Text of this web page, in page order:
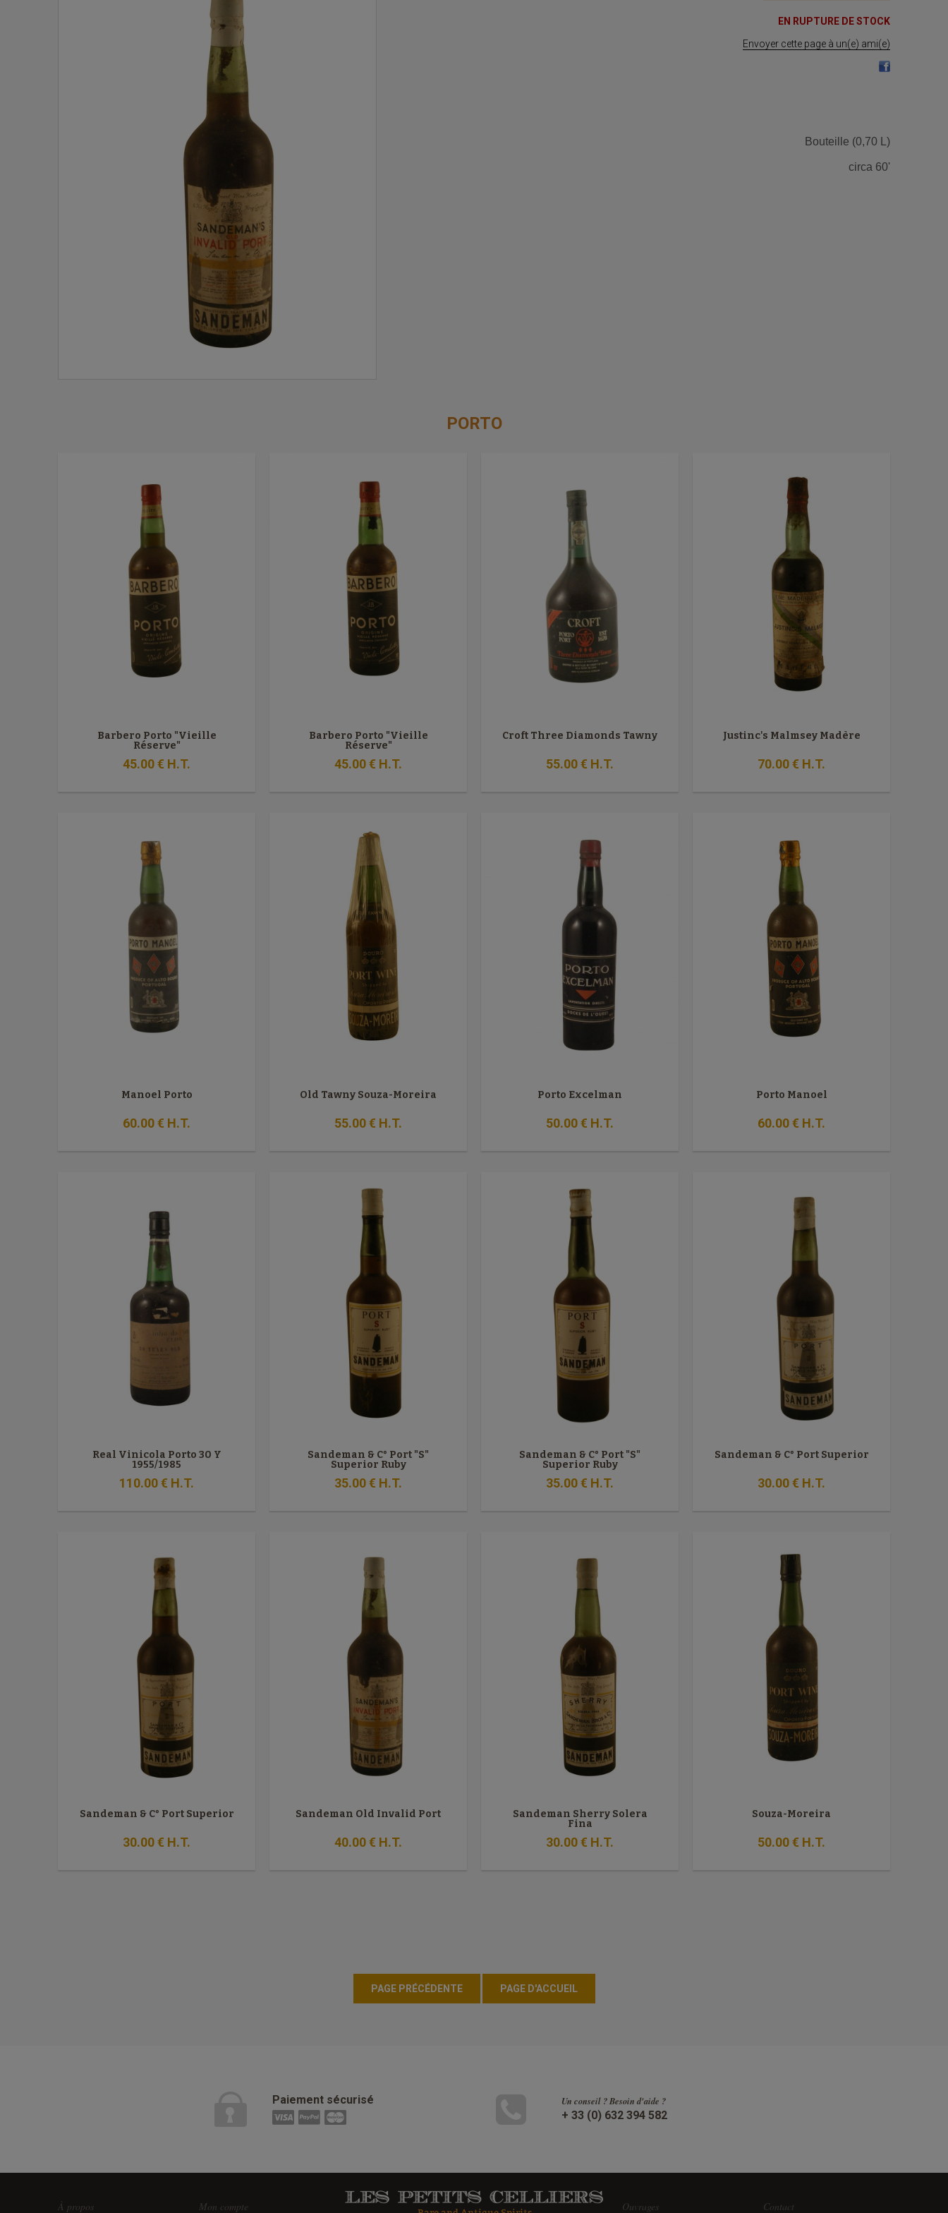
EN RUPTURE DE STOCK
Envoyer cette page à un(e) ami(e)
Bouteille (0,70 L)
circa 60'
PORTO
Barbero Porto "Vieille
Réserve"
45.00€ H.T.
Barbero Porto "Vieille
Réserve"
45.00€ H.T.
Croft Three Diamonds Tawny
55.00€ H.T.
Justinc's Malmsey Madère
70.00€ H.T.
Manoel Porto
60.00€ H.T.
Old Tawny Souza-Moreira
55.00€ H.T.
Porto Excelman
50.00€ H.T.
Porto Manoel
60.00€ H.T.
Real Vinicola Porto 30 Y
1955/1985
110.00€ H.T.
Sandeman & C° Port "S"
Superior Ruby
35.00€ H.T.
Sandeman & C° Port "S"
Superior Ruby
35.00€ H.T.
Sandeman & C° Port Superior
30.00€ H.T.
Sandeman & C° Port Superior
30.00€ H.T.
Sandeman Old Invalid Port
40.00€ H.T.
Sandeman Sherry Solera
Fina
30.00€ H.T.
Souza-Moreira
50.00€ H.T.
Paiement sécurisé Un conseil ? Besoin d'aide ?
+ 33 (0) 632 394 582
À propos Mon compte Ouvrages Contact